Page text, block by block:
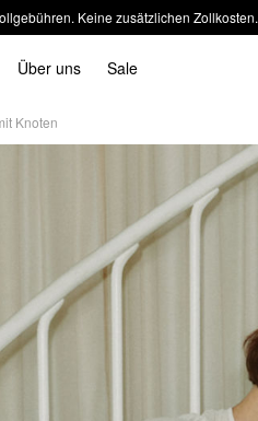
Keine zusätzlichen Zollkosten.
Über uns Sale
Knoten